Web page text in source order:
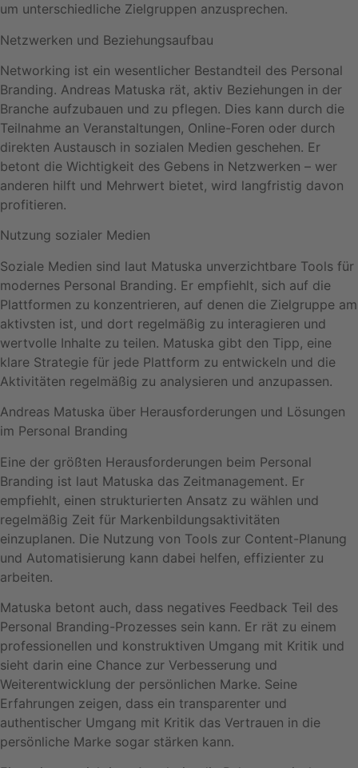
um unterschiedliche Zielgruppen anzusprechen.
Netzwerken und Beziehungsaufbau
Networking ist ein wesentlicher Bestandteil des Personal
Branding. Andreas Matuska rät, aktiv Beziehungen in der
Branche aufzubauen und zu pflegen. Dies kann durch die
Teilnahme an Veranstaltungen, Online-Foren oder durch
direkten Austausch in sozialen Medien geschehen. Er
betont die Wichtigkeit des Gebens in Netzwerken – wer
anderen hilft und Mehrwert bietet, wird langfristig davon
profitieren.
Nutzung sozialer Medien
Soziale Medien sind laut Matuska unverzichtbare Tools für
modernes Personal Branding. Er empfiehlt, sich auf die
Plattformen zu konzentrieren, auf denen die Zielgruppe am
aktivsten ist, und dort regelmäßig zu interagieren und
wertvolle Inhalte zu teilen. Matuska gibt den Tipp, eine
klare Strategie für jede Plattform zu entwickeln und die
Aktivitäten regelmäßig zu analysieren und anzupassen.
Andreas Matuska über Herausforderungen und Lösungen
im Personal Branding
Eine der größten Herausforderungen beim Personal
Branding ist laut Matuska das Zeitmanagement. Er
empfiehlt, einen strukturierten Ansatz zu wählen und
regelmäßig Zeit für Markenbildungsaktivitäten
einzuplanen. Die Nutzung von Tools zur Content-Planung
und Automatisierung kann dabei helfen, effizienter zu
arbeiten.
Matuska betont auch, dass negatives Feedback Teil des
Personal Branding-Prozesses sein kann. Er rät zu einem
professionellen und konstruktiven Umgang mit Kritik und
sieht darin eine Chance zur Verbesserung und
Weiterentwicklung der persönlichen Marke. Seine
Erfahrungen zeigen, dass ein transparenter und
authentischer Umgang mit Kritik das Vertrauen in die
persönliche Marke sogar stärken kann.